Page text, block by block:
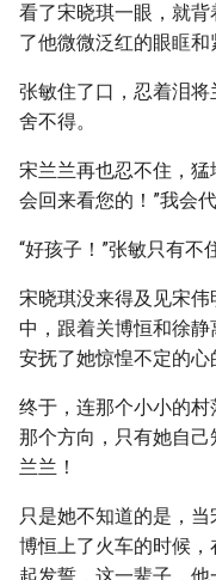
看了宋晓琪一眼，就
了他微微泛红的眼眶和
张敏住了口，忍着泪
舍不得。
宋兰兰再也忍不住，
会回来看您的！”我会
“好孩子！”张敏只有不
宋晓琪没来得及见宋
中，跟着关博恒和徐
安抚了她惊惶不定的心
终于，连那个小小的
那个方向，只有她自
兰兰！
只是她不知道的是，
博恒上了火车的时候